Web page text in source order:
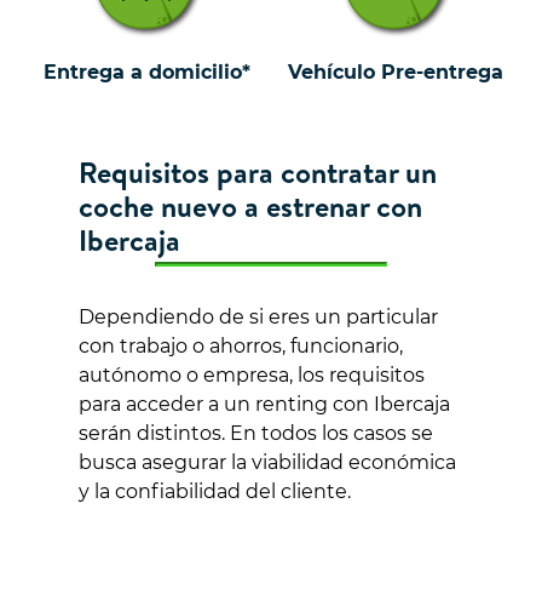
Entrega a domicilio* Vehículo Pre-entrega
Requisitos para contratar un
coche nuevo a estrenar con
Ibercaja
Dependiendo de si eres un particular
con trabajo o ahorros, funcionario,
autónomo o empresa, los requisitos
para acceder a un renting con Ibercaja
serán distintos. En todos los casos se
busca asegurar la viabilidad económica
y la confiabilidad del cliente.